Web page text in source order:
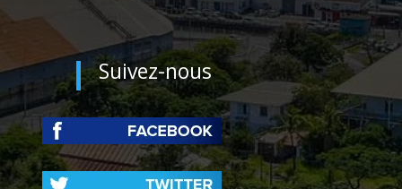
Suivez-nous